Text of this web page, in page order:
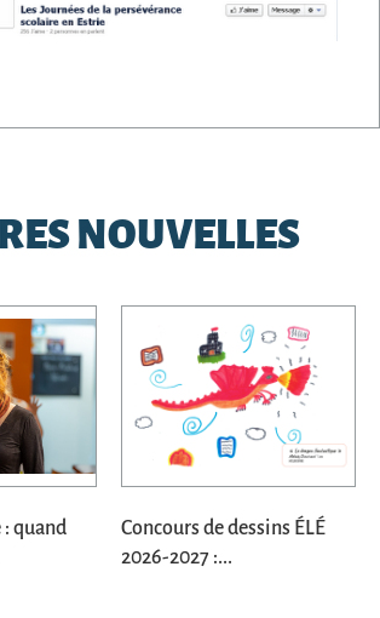
NOUVELLES
: quand
Concours de dessins ÉLÉ
2026-2027 :...